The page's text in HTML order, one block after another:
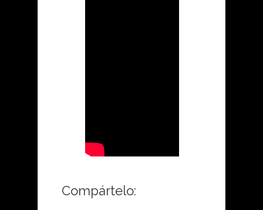
Compártelo: